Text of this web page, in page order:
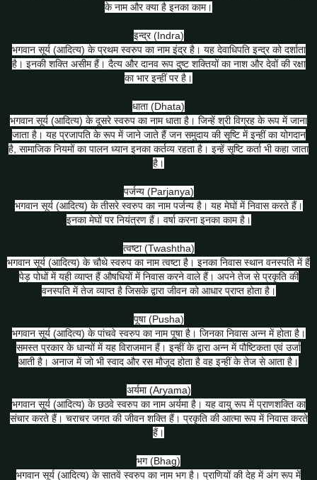
के नाम और क्या है इनका काम।
इन्द्र (Indra)
भगवान सूर्य (आदित्य) के प्रथम स्वरुप का नाम इंद्र है। यह देवाधिपति इन्द्र को दर्शाता
है। इनकी शक्ति असीम हैं। दैत्य और दानव रूप दुष्ट शक्तियों का नाश और देवों की रक्षा
का भार इन्हीं पर है।
धाता (Dhata)
भगवान सूर्य (आदित्य) के दूसरे स्वरुप का नाम धाता है। जिन्हें श्री विग्रह के रूप में जाना
जाता है। यह प्रजापति के रूप में जाने जाते हैं जन समुदाय की सृष्टि में इन्हीं का योगदान
है, सामाजिक नियमों का पालन ध्यान इनका कर्तव्य रहता है। इन्हें सृष्टि कर्ता भी कहा जाता
है।
पर्जन्य (Parjanya)
भगवान सूर्य (आदित्य) के तीसरे स्वरुप का नाम पर्जन्य है। यह मेघों में निवास करते हैं।
इनका मेघों पर नियंत्रण हैं। वर्षा करना इनका काम है।
त्वष्टा (Twashtha)
भगवान सूर्य (आदित्य) के चौथे स्वरुप का नाम त्वष्टा है। इनका निवास स्थान वनस्पति में हैं
पेड़ पोधों में यही व्याप्त हैं औषधियों में निवास करने वाले हैं। अपने तेज से प्रकृति की
वनस्पति में तेज व्याप्त है जिसके द्वारा जीवन को आधार प्राप्त होता है।
पूषा (Pusha)
भगवान सूर्य (आदित्य) के पांचवे स्वरुप का नाम पूषा है। जिनका निवास अन्न में होता है।
समस्त प्रकार के धान्यों में यह विराजमान हैं। इन्हीं के द्वारा अन्न में पौष्टिकता एवं उर्जा
आती है। अनाज में जो भी स्वाद और रस मौजूद होता है वह इन्हीं के तेज से आता है।
अर्यमा (Aryama)
भगवान सूर्य (आदित्य) के छठवे स्वरुप का नाम अर्यमा है। यह वायु रूप में प्राणशक्ति का
संचार करते हैं। चराचर जगत की जीवन शक्ति हैं। प्रकृति की आत्मा रूप में निवास करते
हैं।
भग (Bhag)
भगवान सूर्य (आदित्य) के सातवें स्वरुप का नाम भग है। प्राणियों की देह में अंग रूप में